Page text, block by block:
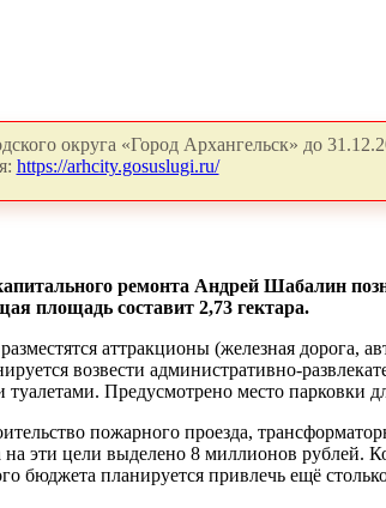
округа «Город Архангельск» до
https://arhcity.gosuslugi.ru/
ремонта Андрей Шабалин
площадь составит 2,73 гектара.
аттракционы (железная дорога,
возвести административно-
Предусмотрено место парковки
пожарного проезда,
эти цели выделено 8 миллионов рублей.
планируется привлечь ещё